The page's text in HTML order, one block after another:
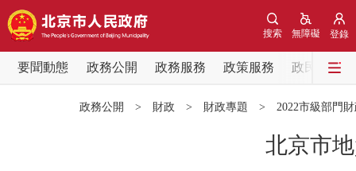
登錄
無障礙
搜索
要聞動態 政務公開 政務服務 政策服務
政民互動
政務公開 > 財政 > 財政專題 > 2022市級部門
北京市